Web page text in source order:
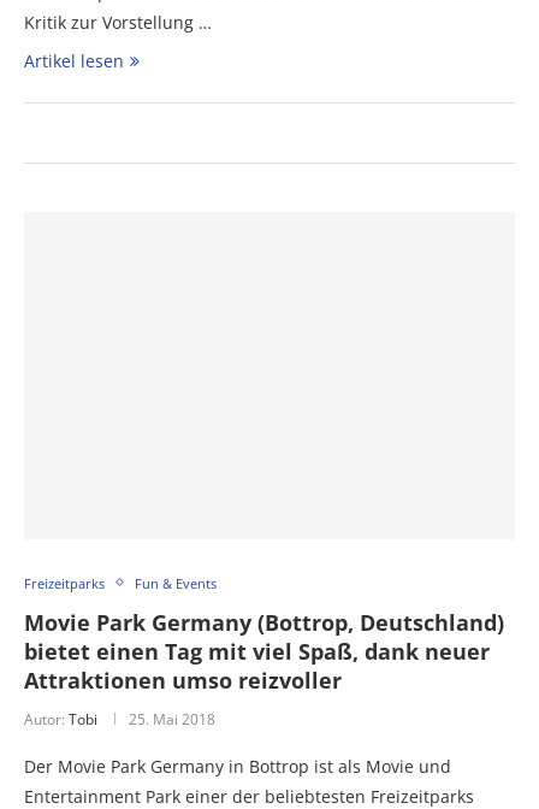
Kritik zur Vorstellung …
Artikel lesen
Freizeitparks Fun & Events
Movie Park Germany (Bottrop, Deutschland)
bietet einen Tag mit viel Spaß, dank neuer
Attraktionen umso reizvoller
Autor: Tobi 25. Mai 2018
Der Movie Park Germany in Bottrop ist als Movie und
Entertainment Park einer der beliebtesten Freizeitparks